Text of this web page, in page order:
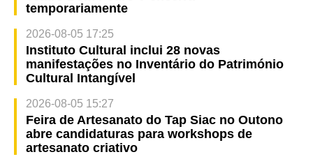
temporariamente
2026-08-05 17:25
Instituto Cultural inclui 28 novas
manifestações no Inventário do Património
Cultural Intangível
2026-08-05 15:27
Feira de Artesanato do Tap Siac no Outono
abre candidaturas para workshops de
artesanato criativo